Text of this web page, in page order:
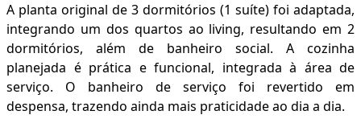
A planta original de 3 dormitórios (1 suíte) foi adaptada,
integrando um dos quartos ao living, resultando em 2
dormitórios, além de banheiro social. A cozinha
planejada é prática e funcional, integrada à área de
serviço. O banheiro de serviço foi revertido em
despensa, trazendo ainda mais praticidade ao dia a dia.